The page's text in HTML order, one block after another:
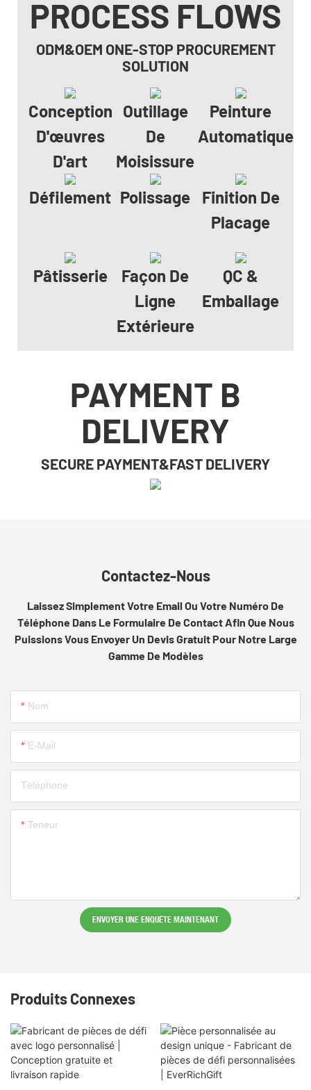
PROCESS FLOWS
ODM&OEM ONE-STOP PROCUREMENT
SOLUTION
Conception
D'œuvres
D'art
Outillage
De
Moisissure
Peinture
Automatique
Défilement Polissage
Finition De
Placage
Pâtisserie
Façon De
Ligne
Extérieure
QC &
Emballage
PAYMENT B
DELIVERY
SECURE PAYMENT&FAST DELIVERY
Contactez-Nous
Laissez Simplement Votre Email Ou Votre Numéro De
Téléphone Dans Le Formulaire De Contact Afin Que Nous
Puissions Vous Envoyer Un Devis Gratuit Pour Notre Large
Gamme De Modèles
Nom
E-Mail
Téléphone
Teneur
ENVOYER UNE ENQUÊTE MAINTENANT
Produits Connexes